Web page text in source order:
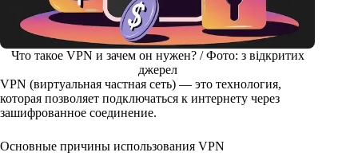
Что такое VPN и зачем он нужен? / Фото: з відкритих
джерел
VPN (виртуальная частная сеть) — это технология,
которая позволяет подключаться к интернету через
зашифрованное соединение.
Основные причины использования VPN